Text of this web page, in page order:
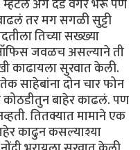
म्हटल अगं दंड वैगरे भरू पण
तर मग सगळी सुट्टी
तिच्या सख्ख्या
जवळच असल्याने ती
काढायला सुरवात केली.
साहेबांना दोन चार फोन
कोठडीतुन बाहेर काढलं. पण
तितक्यात मामाने एक
काढुन कसल्याश्या